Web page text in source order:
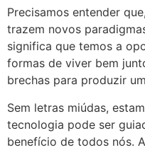
Precisamos entender
trazem novos
significa que temos a
formas de viver bem
brechas para produzir
Sem letras miúdas,
tecnologia pode ser
benefício de todos nós.